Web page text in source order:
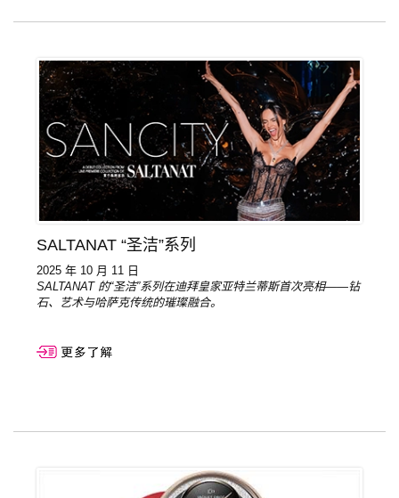
SALTANAT “圣洁”系列
2025 年 10 月 11 日
SALTANAT 的“圣洁”系列在迪拜皇家亚特兰蒂斯首次亮相——钻
石、艺术与哈萨克传统的璀璨融合。